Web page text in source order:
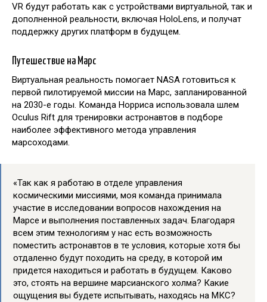
VR будут работать как с устройствами виртуальной, так и
дополненной реальности, включая HoloLens, и получат
поддержку других платформ в будущем.
Путешествие на Марс
Виртуальная реальность помогает NASA готовиться к
первой пилотируемой миссии на Марс, запланированной
на 2030-е годы. Команда Норриса использовала шлем
Oculus Rift для тренировки астронавтов в подборе
наиболее эффективного метода управления
марсоходами.
«Так как я работаю в отделе управления
космическими миссиями, моя команда принимала
участие в исследовании вопросов нахождения на
Марсе и выполнения поставленных задач. Благодаря
всем этим технологиям у нас есть возможность
поместить астронавтов в те условия, которые хотя бы
отдаленно будут походить на среду, в которой им
придется находиться и работать в будущем. Каково
это, стоять на вершине марсианского холма? Какие
ощущения вы будете испытывать, находясь на МКС?